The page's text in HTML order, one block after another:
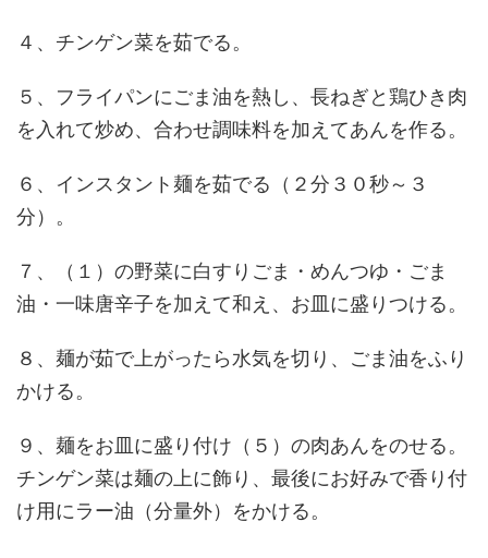
４、チンゲン菜を茹でる。
５、フライパンにごま油を熱し、長ねぎと鶏ひき肉
を入れて炒め、合わせ調味料を加えてあんを作る。
６、インスタント麺を茹でる（２分３０秒～３
分）。
７、（１）の野菜に白すりごま・めんつゆ・ごま
油・一味唐辛子を加えて和え、お皿に盛りつける。
８、麺が茹で上がったら水気を切り、ごま油をふり
かける。
９、麺をお皿に盛り付け（５）の肉あんをのせる。
チンゲン菜は麺の上に飾り、最後にお好みで香り付
け用にラー油（分量外）をかける。